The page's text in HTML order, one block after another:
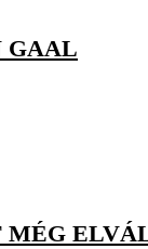
GAAL
MÉG